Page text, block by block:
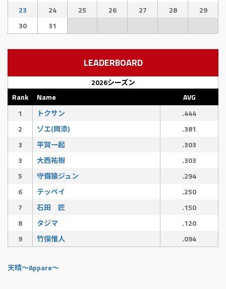
23
24 25 26 27 28
29
30
31
LEADERBOARD
2026シーズン
Rank
Name
AVG
1
トクサン
.444
2
ゾエ(岡添)
.381
3
平賀一起
.303
3
大西祐樹
.303
5
守備猿ジュン
.294
6
テッペイ
.250
7
石田 匠
.150
8
タジマ
.120
9
竹俣惟人 .094
天晴〜Appare〜